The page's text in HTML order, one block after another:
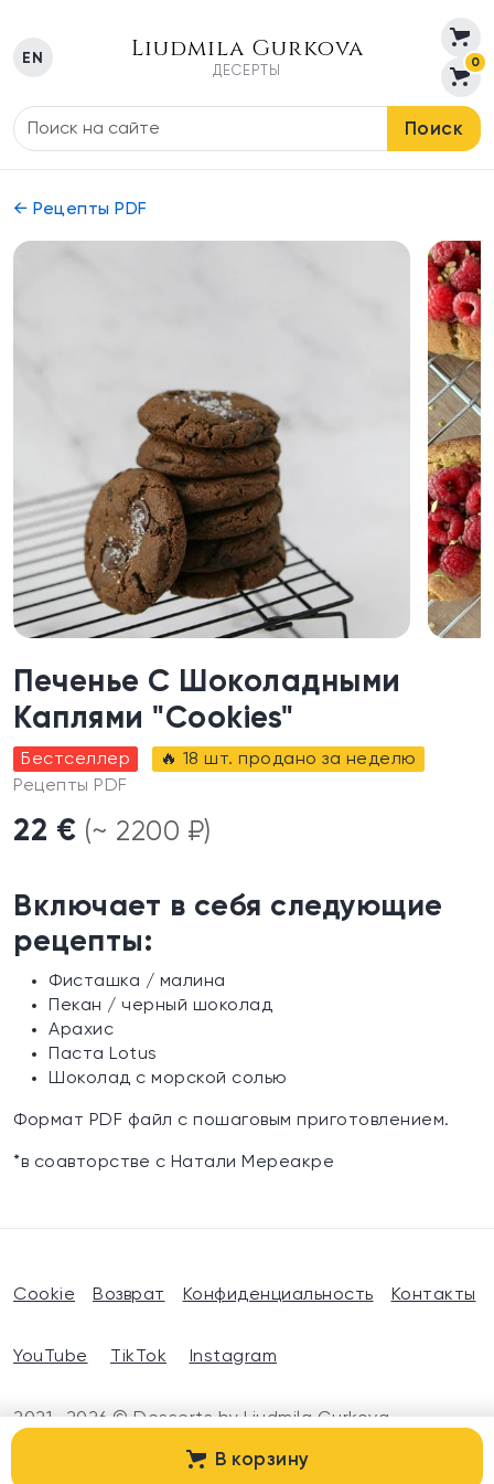
EN Liudmila Gurkova
ДЕСЕРТЫ
0
Поиск
← Рецепты PDF
Печенье С Шоколадными
Каплями "Cookies"
Бестселлер
🔥 18 шт. продано за неделю
Рецепты PDF
22 € (~ 2200 ₽)
В корзину
Включает в себя следующие
рецепты:
Фисташка / малина
Пекан / черный шоколад
Арахис
Паста Lotus
Шоколад с морской солью
Формат PDF файл с пошаговым приготовлением.
*в соавторстве с Натали Мереакре
Cookie Возврат Конфиденциальность Контакты
YouTube TikTok Instagram
2021—2026 © Desserts by Liudmila Gurkova
Developed in dazeweb.com